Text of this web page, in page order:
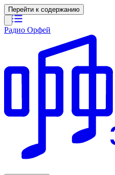
Перейти к содержанию
Радио Орфей